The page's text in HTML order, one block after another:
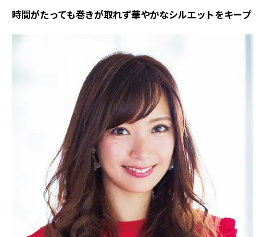
時間がたっても巻きが取れず華やかなシルエットをキープ